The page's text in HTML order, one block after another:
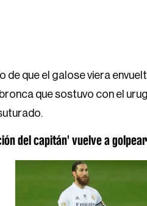
de que el galose viera
que sostuvo con el
del capitán' vuelve a